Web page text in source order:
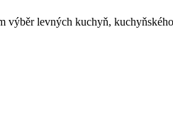
výběr levných kuchyň,